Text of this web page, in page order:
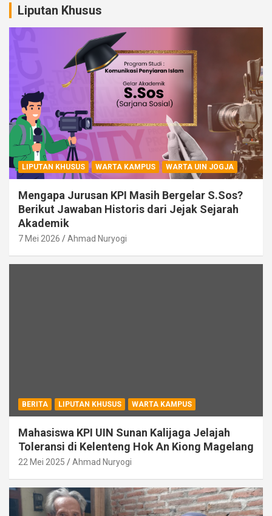
Liputan Khusus
LIPUTAN KHUSUS WARTA KAMPUS WARTA UIN JOGJA
Mengapa Jurusan KPI Masih Bergelar S.Sos?
Berikut Jawaban Historis dari Jejak Sejarah
Akademik
7 Mei 2026 Ahmad Nuryogi
BERITA LIPUTAN KHUSUS WARTA KAMPUS
Mahasiswa KPI UIN Sunan Kalijaga Jelajah
Toleransi di Kelenteng Hok An Kiong Magelang
22 Mei 2025 Ahmad Nuryogi